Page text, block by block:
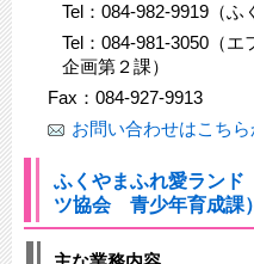
Tel：084-982-9919（ふ
Tel：084-981-3050（
企画第２課）
Fax：084-927-9913
お問い合わせはこちら
ふくやまふれ愛ランド
ツ協会 青少年育成課）